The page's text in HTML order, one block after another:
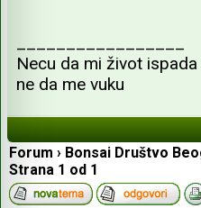
_________________
Necu da mi život
ne da me vuku
Forum › Bonsai Društvo
Strana 1 od 1